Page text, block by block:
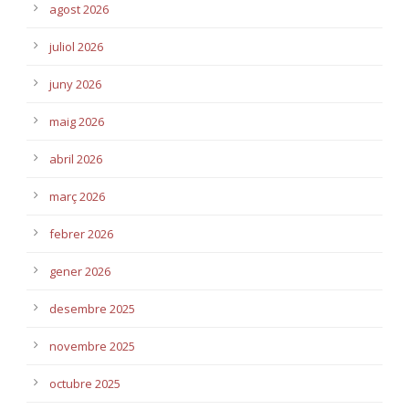
agost 2026
juliol 2026
juny 2026
maig 2026
abril 2026
març 2026
febrer 2026
gener 2026
desembre 2025
novembre 2025
octubre 2025